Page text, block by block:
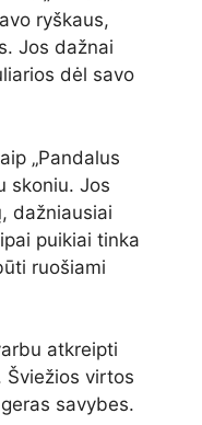
ryškaus,
Jos dažnai
dėl savo
„Pandalus
skoniu. Jos
dažniausiai
puikiai tinka
ruošiami
atkreipti
Šviežios virtos
savybes.